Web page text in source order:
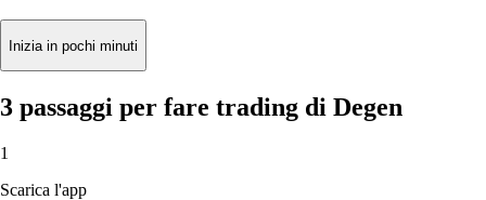
Inizia in pochi minuti
3 passaggi per fare trading di Degen
1
Scarica l'app